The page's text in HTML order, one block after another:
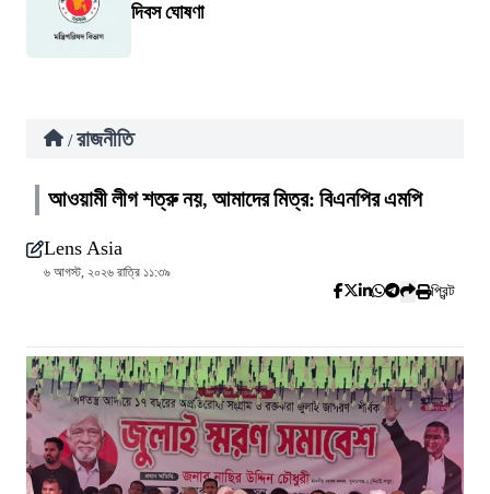
দিবস ঘোষণা
/ রাজনীতি
আওয়ামী লীগ শত্রু নয়, আমাদের মিত্র: বিএনপির এমপি
Lens Asia
৬ আগস্ট, ২০২৬ রাত্রি ১১:৩৯
প্রিন্ট